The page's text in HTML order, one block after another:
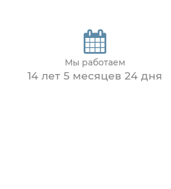
Мы работаем
14 лет 5 месяцев 24 дня